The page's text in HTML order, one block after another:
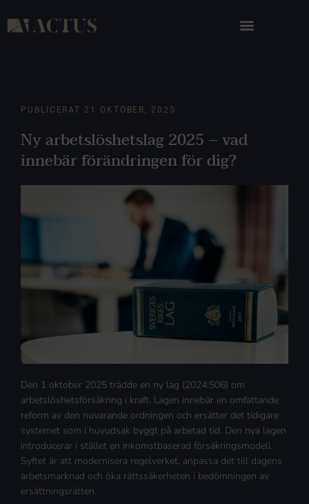
PUBLICERAT 21 OKTOBER, 2025
Ny arbetslöshetslag 2025 – vad
innebär förändringen för dig?
Den 1 oktober 2025 trädde en ny lag (2024:506) om
arbetslöshetsförsäkring i kraft. Lagen innebär en omfattande
reform av den nuvarande ordningen och ersätter det tidigare
systemet som i huvudsak byggt på arbetad tid. Den nya lagen
introducerar i stället en inkomstbaserad försäkringsmodell.
Syftet är att modernisera regelverket, anpassa det till dagens
arbetsmarknad och öka rättssäkerheten i bedömningen av
ersättningsrätten.